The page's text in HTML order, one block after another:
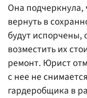
Она
вернуть в
будут испорчены,
возместить их
ремонт. Юрист
с нее не
гардеробщика в